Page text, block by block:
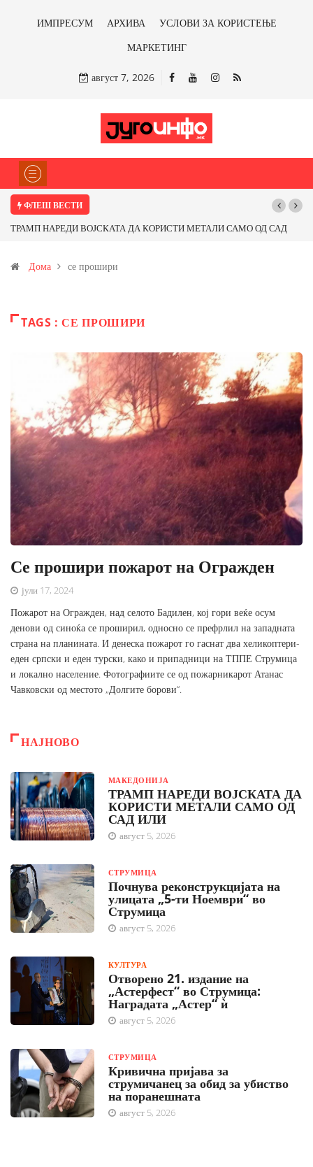
ИМПРЕСУМ АРХИВА
УСЛОВИ ЗА КОРИСТЕЊЕ
МАРКЕТИНГ
август 7, 2026
ФЛЕШ ВЕСТИ
ТРАМП НАРЕДИ ВОЈСКАТА ДА КОРИСТИ МЕТАЛИ САМО ОД САД
Иловица и со антимонот?
Дома се прошири
TAGS : СЕ ПРОШИРИ
Се прошири пожарот на Огражден
јули 17, 2024
Пожарот на Огражден, над селото Бадилен, кој гори веќе осум
денови од синоќа се проширил, односно се префрлил на западната
страна на планината. И денеска пожарот го гаснат два хеликоптери-
еден српски и еден турски, како и припадници на ТППЕ Струмица
и локално население. Фотографиите се од пожарникарот Атанас
Чавковски од местото „Долгите борови“.
НАЈНОВО
МАКЕДОНИЈА
ТРАМП НАРЕДИ ВОЈСКАТА ДА
КОРИСТИ МЕТАЛИ САМО ОД
САД ИЛИ
август 5, 2026
СТРУМИЦА
Почнува реконструкцијата на
улицата „5-ти Ноември“ во
Струмица
август 5, 2026
КУЛТУРА
Отворено 21. издание на
„Астерфест“ во Струмица:
Наградата „Астер“ ѝ
август 5, 2026
СТРУМИЦА
Кривична пријава за
струмичанец за обид за убиство
на поранешната
август 5, 2026